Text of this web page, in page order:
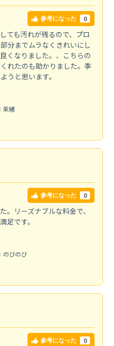
参考になった 0
ても汚れが残るので、プロ
分までムラなくきれいにし
くなりました。、こちらの
れたのも助かりました。季
うと思います。
茉緒
参考になった 0
。リーズナブルな料金で、
足です。
のびのび
参考になった 0